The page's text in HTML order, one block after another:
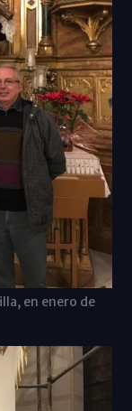
en enero de